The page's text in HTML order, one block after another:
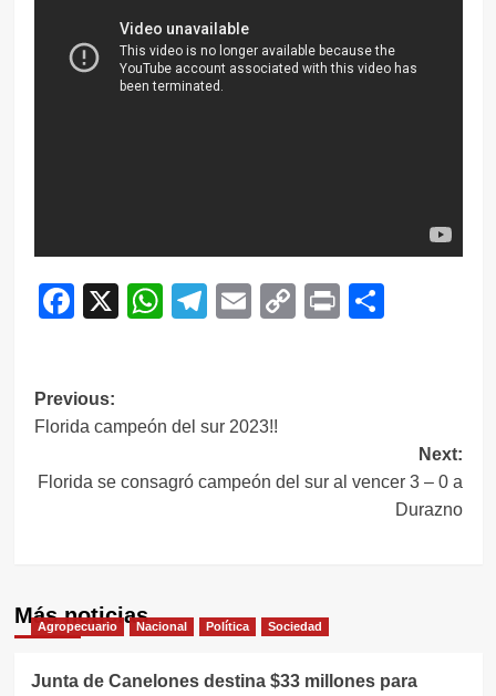
Facebook
X WhatsApp
Telegram
EmailCopy
Print
Navegación
de
entradas
Previous:
Florida campeón del sur 2023!!
Next:
Florida se consagró campeón del sur al vencer 3 – 0 a
Durazno
Más noticias
Agropecuario Nacional Política Sociedad
Junta de Canelones destina $33 millones para